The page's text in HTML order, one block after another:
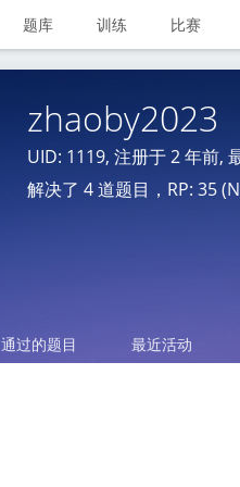
题库 训练 比赛
zhaoby2023
UID: 1119, 注册于2 年前,
解决了 4 道题目，RP: 35
通过的题目 最近活动